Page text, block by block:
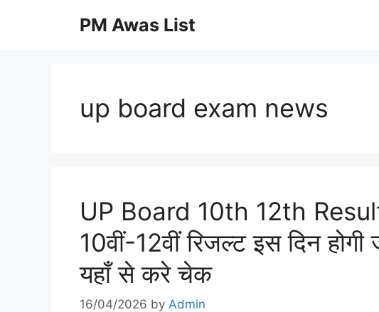
PM Awas List
up board exam news
UP Board 10th 12th
10वीं-12वीं रिजल्ट इस दिन
यहाँ से करे चेक
16/04/2026 by Admin